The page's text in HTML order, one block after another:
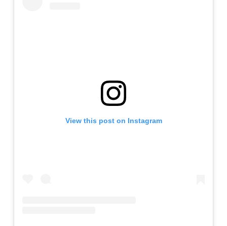
View this post on Instagram